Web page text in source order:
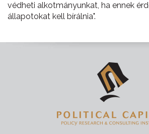
védheti alkotmányunkat, ha ennek
állapotokat kell bírálnia".